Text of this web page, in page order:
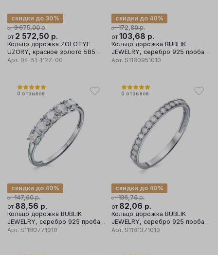
от 3 675,00р.
скидки до 30%
от 2 572,50 р.
Кольцо дорожка ZOLOTYE
UZORY, красное золото 585
проба, вставка цирконий
Арт. 04-51-1127-00
от 172,80р.
скидки до 40%
от 103,68 р.
Кольцо дорожка BUBLIK
JEWELRY, серебро 925 проба,
вставка фианит
Арт. S1180951010
0 отзывов
от 147,60р.
скидки до 40%
от 88,56 р.
Кольцо дорожка BUBLIK
JEWELRY, серебро 925 проба,
вставка фианит
Арт. S1180771010
0 отзывов
от 136,76р.
скидки до 40%
от 82,06 р.
Кольцо дорожка BUBLIK
JEWELRY, серебро 925 проба,
вставка фианит
Арт. S1181371010